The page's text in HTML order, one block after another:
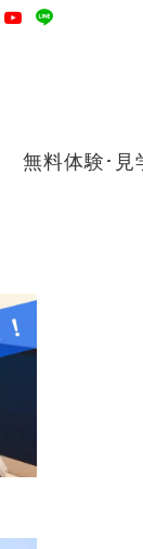
無料体験･見